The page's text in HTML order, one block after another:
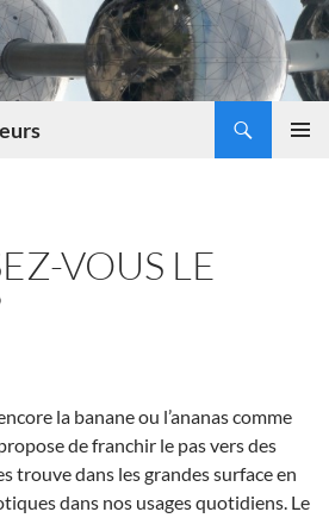
VOUS LE
la banane ou l’ananas comme
de franchir le pas vers des
trouve dans les grandes surface en
dans nos usages quotidiens. Le